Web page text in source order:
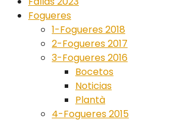
Fogueres
1-Fogueres 2018
2-Fogueres 2017
3-Fogueres 2016
Bocetos
Noticias
Plantà
4-Fogueres 2015